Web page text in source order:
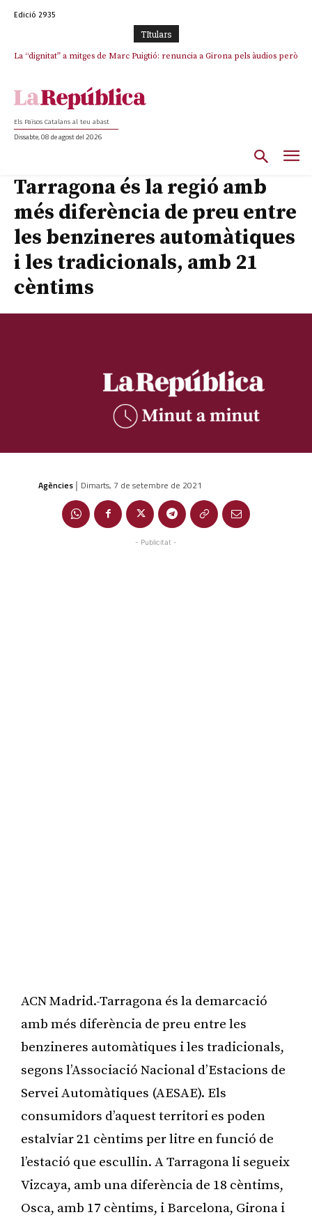
Edició 2935
TItulars
La “dignitat” a mitges de Marc Puigtió: renuncia a Girona pels àudios però
Els Països Catalans al teu abast
Dissabte, 08 de agost del 2026
Tarragona és la regió amb
més diferència de preu entre
les benzineres automàtiques
i les tradicionals, amb 21
cèntims
Agències | Dimarts, 7 de setembre de 2021
- Publicitat -
ACN Madrid.-Tarragona és la demarcació
amb més diferència de preu entre les
benzineres automàtiques i les tradicionals,
segons l’Associació Nacional d’Estacions de
Servei Automàtiques (AESAE). Els
consumidors d’aquest territori es poden
estalviar 21 cèntims per litre en funció de
l’estació que escullin. A Tarragona li segueix
Vizcaya, amb una diferència de 18 cèntims,
Osca, amb 17 cèntims, i Barcelona, Girona i